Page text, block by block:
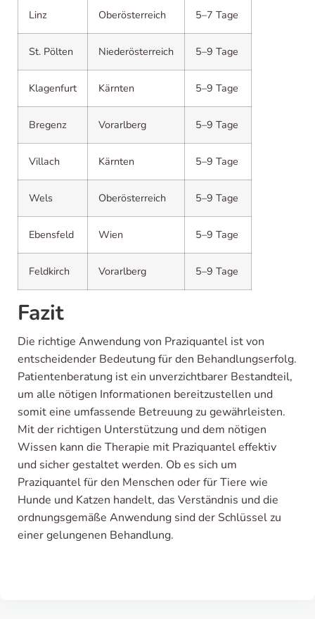
Linz Oberösterreich 5–7 Tage
St. Pölten Niederösterreich 5–9 Tage
Klagenfurt Kärnten 5–9 Tage
Bregenz Vorarlberg 5–9 Tage
Villach Kärnten 5–9 Tage
Wels Oberösterreich 5–9 Tage
Ebensfeld Wien 5–9 Tage
Feldkirch Vorarlberg 5–9 Tage
Fazit
Die richtige Anwendung von Praziquantel ist von
entscheidender Bedeutung für den Behandlungserfolg.
Patientenberatung ist ein unverzichtbarer Bestandteil,
um alle nötigen Informationen bereitzustellen und
somit eine umfassende Betreuung zu gewährleisten.
Mit der richtigen Unterstützung und dem nötigen
Wissen kann die Therapie mit Praziquantel effektiv
und sicher gestaltet werden. Ob es sich um
Praziquantel für den Menschen oder für Tiere wie
Hunde und Katzen handelt, das Verständnis und die
ordnungsgemäße Anwendung sind der Schlüssel zu
einer gelungenen Behandlung.